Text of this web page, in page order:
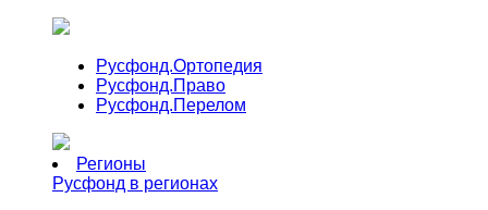
Русфонд.Ортопедия
Русфонд.Право
Русфонд.Перелом
Регионы
Русфонд в регионах